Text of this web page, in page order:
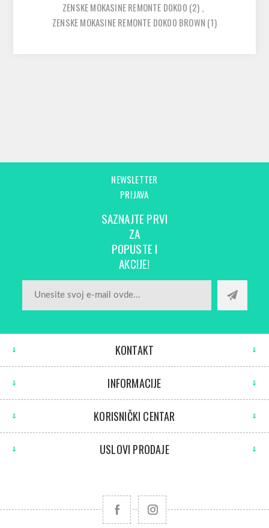
ZENSKE MOKASINE REMONTE D0K00 (2) ,
ZENSKE MOKASINE REMONTE D0K00 BROWN (1)
NEWSLETTER
PRIJAVA
SAZNAJTE PRVI
ZA
POPUSTE I
AKCIJE!
KONTAKT
INFORMACIJE
KORISNIČKI CENTAR
USLOVI PRODAJE